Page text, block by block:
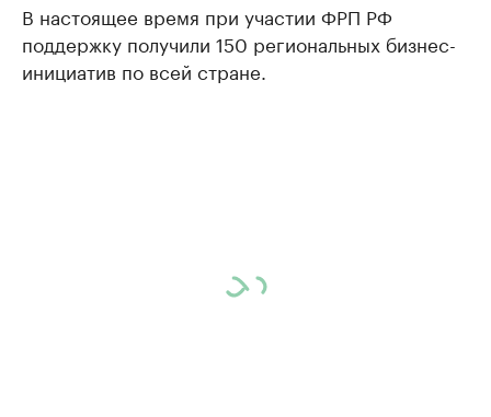
В настоящее время при участии ФРП РФ
поддержку получили 150 региональных бизнес-
инициатив по всей стране.